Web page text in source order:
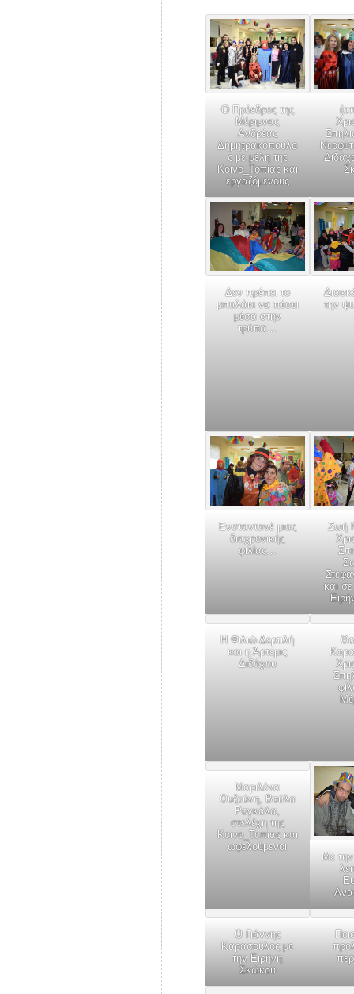
Ο Πρόεδρος της
Μέριμνας
Ανδρέας
Δημητρακόπουλο
ς με μέλη της
Κοινο_Τοπίας και
εργαζόμενους
Δεν πρέπει το
μπαλάκι να πέσει
μέσα στην
τρύπα…
την
Ενσταντανέ μιας
διαχρονικής
φιλίας…
Ζωή
και
Η Φιλιώ Δερτιλή
και η Άρτεμις
Διδάχου
Μαριλένα
Ουζούνη, Βούλα
Ρογκάλα,
στελέχη της
Κοινο_Τοπίας και
ωφελούμενοι
Με
Ο Γιάννης
Καρασούλος με
την Ειρήνη
Σκώκου